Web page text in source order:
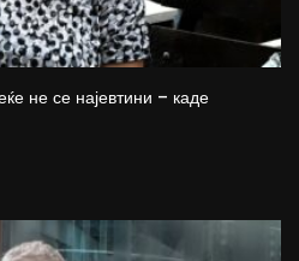
не се најевтини – каде